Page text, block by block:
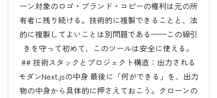
ーン対象のロゴ・ブランド・コピーの権利は元の所
有者に残り続ける。技術的に複製できることと、法
的に複製してよいことは別問題である——この線引
きを守って初めて、このツールは安全に使える。
## 技術スタックとプロジェクト構造：出力される
モダンNext.jsの中身 最後に「何ができる」を、出力
物の中身から具体的に押さえておこう。クローンの